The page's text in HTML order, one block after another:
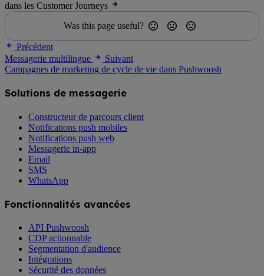
dans les Customer Journeys
Was this page useful?
Précédent
Messagerie multilingue
Suivant
Campagnes de marketing de cycle de vie dans Pushwoosh
Solutions de messagerie
Constructeur de parcours client
Notifications push mobiles
Notifications push web
Messagerie in-app
Email
SMS
WhatsApp
Fonctionnalités avancées
API Pushwoosh
CDP actionnable
Segmentation d'audience
Intégrations
Sécurité des données